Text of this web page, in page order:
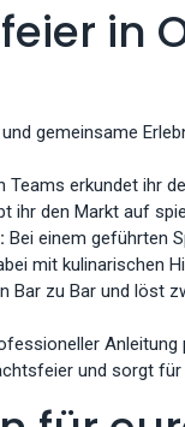
in
gemeinsame
Teams erkundet ihr
ihr den Markt auf
Bei einem geführten
mit kulinarischen
Bar zu Bar und löst
und sorgt